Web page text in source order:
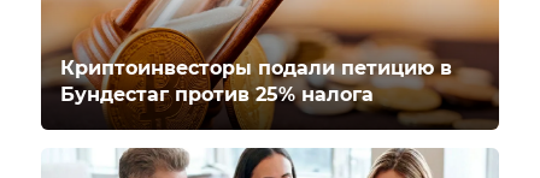
Криптоинвесторы подали петицию в
Бундестаг против 25% налога